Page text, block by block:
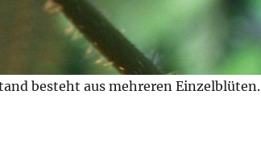
besteht aus mehreren Einzelblüten.